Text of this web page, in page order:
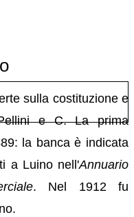
sulla costituzione e
e C. La prima
la banca è indicata
a Luino nell'Annuario
. Nel 1912 fu